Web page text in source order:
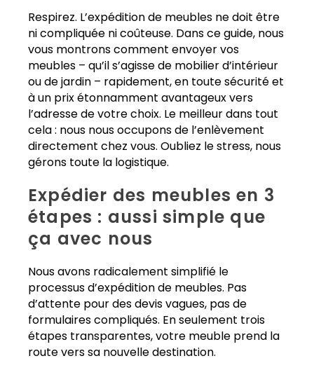
Respirez. L’expédition de meubles ne doit être
ni compliquée ni coûteuse. Dans ce guide, nous
vous montrons comment envoyer vos
meubles – qu’il s’agisse de mobilier d’intérieur
ou de jardin – rapidement, en toute sécurité et
à un prix étonnamment avantageux vers
l’adresse de votre choix. Le meilleur dans tout
cela : nous nous occupons de l’enlèvement
directement chez vous. Oubliez le stress, nous
gérons toute la logistique.
Expédier des meubles en 3
étapes : aussi simple que
ça avec nous
Nous avons radicalement simplifié le
processus d’expédition de meubles. Pas
d’attente pour des devis vagues, pas de
formulaires compliqués. En seulement trois
étapes transparentes, votre meuble prend la
route vers sa nouvelle destination.